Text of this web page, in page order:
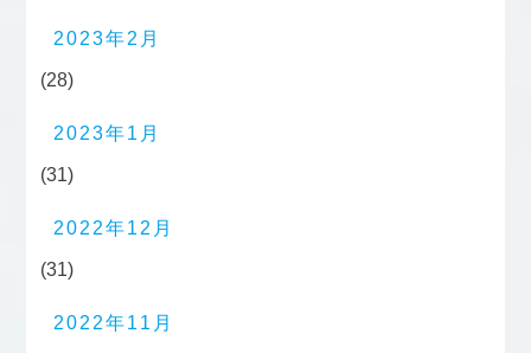
2023年2月
(28)
2023年1月
(31)
2022年12月
(31)
2022年11月